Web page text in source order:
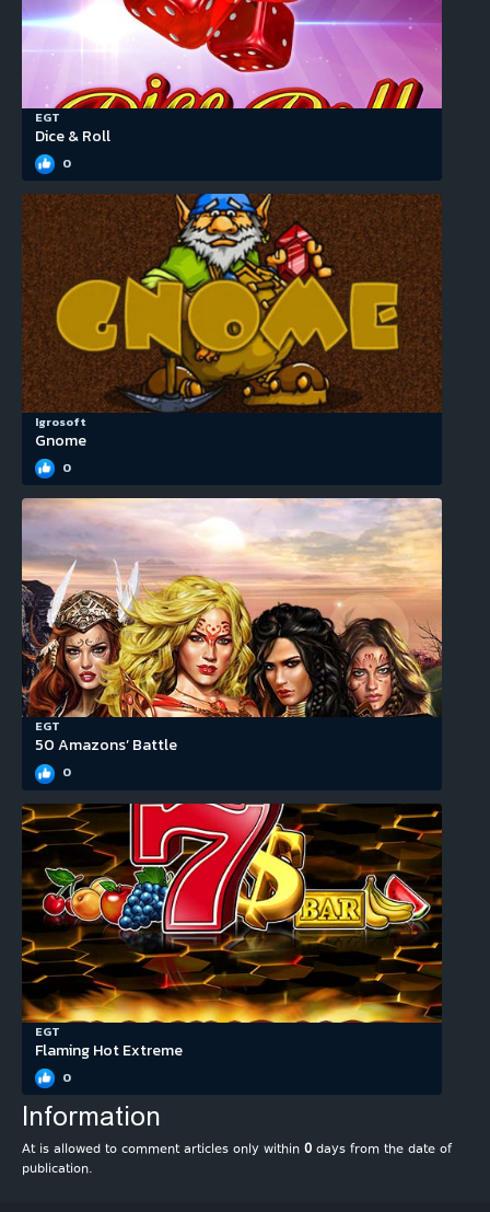
EGT
Dice & Roll
0
Igrosoft
Gnome
0
EGT
50 Amazons’ Battle
0
EGT
Flaming Hot Extreme
0
Information
At is allowed to comment articles only within 0 days from the date of
publication.